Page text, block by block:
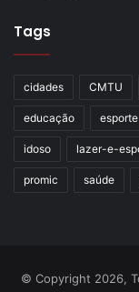
Tags
cidades CMTU
educação esporte
idoso lazer-e-
promic saúde
© Copyright 2026,